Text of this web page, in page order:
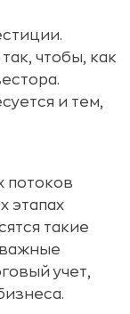
чтобы, как
и тем,
потоков
этапах
такие
важные
учет,